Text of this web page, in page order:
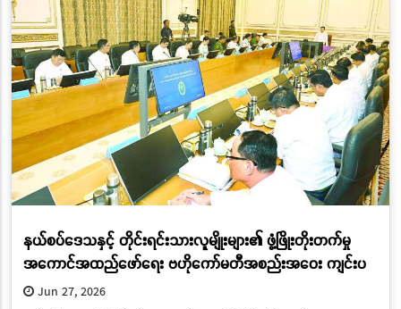
နယ်စပ်ဒေသနှင့် တိုင်းရင်းသားလူမျိုးများ၏ ဖွံ့ဖြိုးတိုးတက်မှု
အကောင်အထည်ဖော်ရေး ဗဟိုကော်မတီအစည်းအဝေး ကျင်းပ
Jun 27, 2026